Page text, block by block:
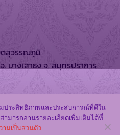
สุวรรณภูมิ
บางเสาธง จ. สมุทรปราการ
รบ.ลิขสิทธิ์ พ.ศ. 2537 โดย
ประสิทธิภาพและประสบการณ์ที่ดีใน
มารถอ่านรายละเอียดเพิ่มเติมได้ที่
มเป็นส่วนตัว